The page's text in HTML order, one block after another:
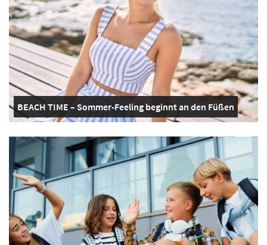
BEACH TIME – Sommer-Feeling beginnt an den Füßen